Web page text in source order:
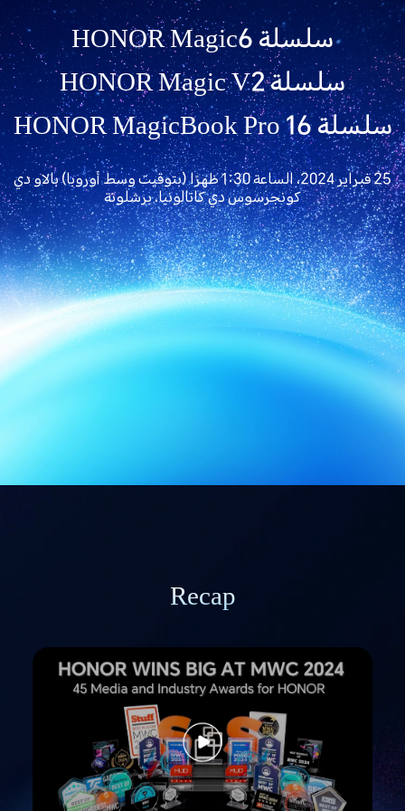
سلسلة HONOR Magic6
سلسلة HONOR Magic V2
سلسلة HONOR MagicBook Pro 16
25 فبراير 2024، الساعة 1:30 ظهرًا (بتوقيت وسط أوروبا) بالاو دي
كونجرسوس دي كاتالونيا، برشلونة
Recap